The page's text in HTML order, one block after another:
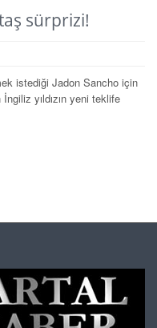
sürprizi!
istediği Jadon Sancho için
yıldızın yeni teklife